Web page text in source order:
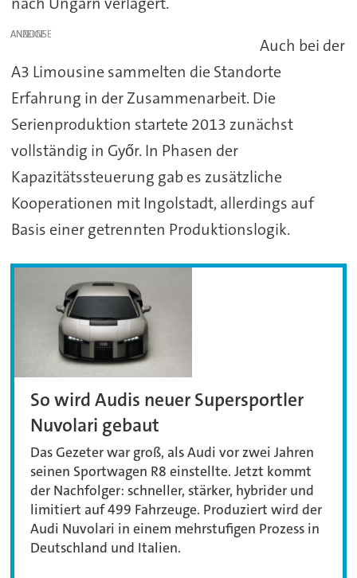
ANZEIGE
Auch bei der
A3 Limousine sammelten die Standorte
Erfahrung in der Zusammenarbeit. Die
Serienproduktion startete 2013 zunächst
vollständig in Győr. In Phasen der
Kapazitätssteuerung gab es zusätzliche
Kooperationen mit Ingolstadt, allerdings auf
Basis einer getrennten Produktionslogik.
So wird Audis neuer Supersportler
Nuvolari gebaut
Das Gezeter war groß, als Audi vor zwei Jahren
seinen Sportwagen R8 einstellte. Jetzt kommt
der Nachfolger: schneller, stärker, hybrider und
limitiert auf 499 Fahrzeuge. Produziert wird der
Audi Nuvolari in einem mehrstufigen Prozess in
Deutschland und Italien.